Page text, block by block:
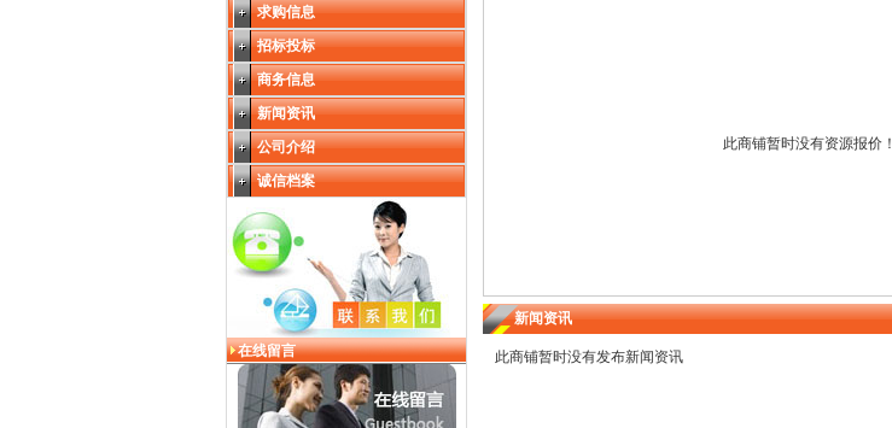
求购信息
招标投标
商务信息
新闻资讯
公司介绍
诚信档案
在线留言
此商铺暂时没有资源报价！
新闻资讯
此商铺暂时没有发布新闻资讯